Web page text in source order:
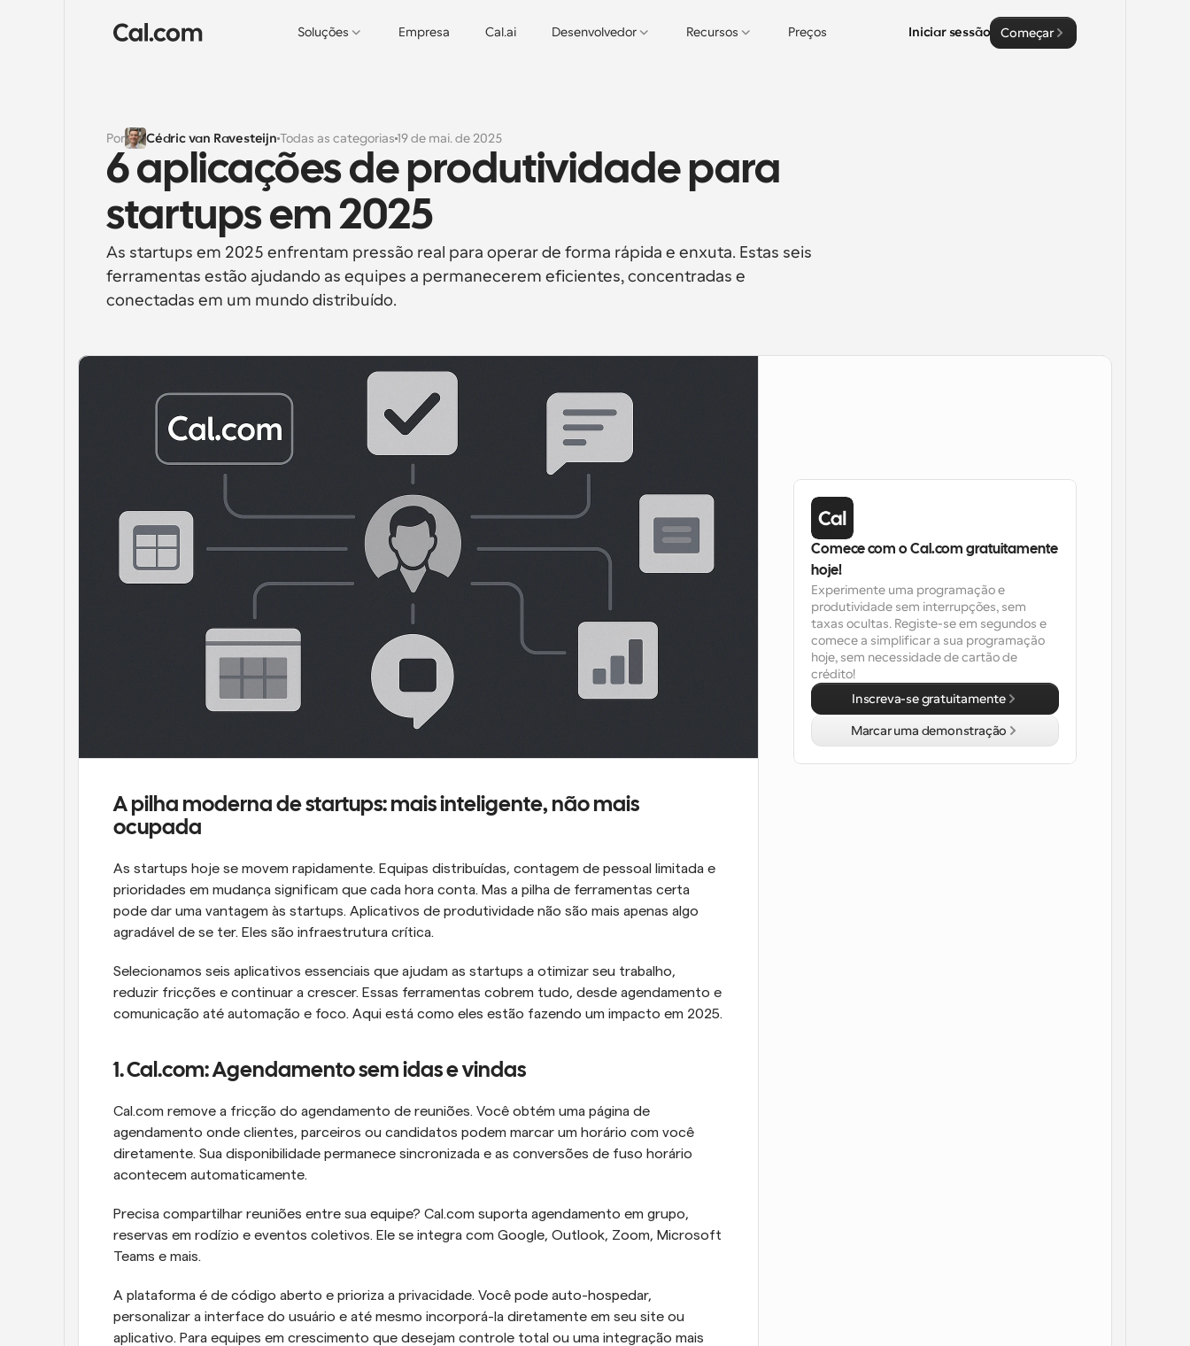
Soluções Empresa Cal.ai Desenvolvedor Recursos Preços Iniciar sessão Começar
Por Cédric van Ravesteijn Todas as categorias 19 de mai. de 2025
6 aplicações de produtividade para
startups em 2025
As startups em 2025 enfrentam pressão real para operar de forma rápida e enxuta. Estas seis
ferramentas estão ajudando as equipes a permanecerem eficientes, concentradas e
conectadas em um mundo distribuído.
A pilha moderna de startups: mais inteligente, não mais
ocupada
As startups hoje se movem rapidamente. Equipas distribuídas, contagem de pessoal limitada e
prioridades em mudança significam que cada hora conta. Mas a pilha de ferramentas certa
pode dar uma vantagem às startups. Aplicativos de produtividade não são mais apenas algo
agradável de se ter. Eles são infraestrutura crítica.
Selecionamos seis aplicativos essenciais que ajudam as startups a otimizar seu trabalho,
reduzir fricções e continuar a crescer. Essas ferramentas cobrem tudo, desde agendamento e
comunicação até automação e foco. Aqui está como eles estão fazendo um impacto em 2025.
1. Cal.com: Agendamento sem idas e vindas
Cal.com remove a fricção do agendamento de reuniões. Você obtém uma página de
agendamento onde clientes, parceiros ou candidatos podem marcar um horário com você
diretamente. Sua disponibilidade permanece sincronizada e as conversões de fuso horário
acontecem automaticamente.
Precisa compartilhar reuniões entre sua equipe? Cal.com suporta agendamento em grupo,
reservas em rodízio e eventos coletivos. Ele se integra com Google, Outlook, Zoom, Microsoft
Teams e mais.
A plataforma é de código aberto e prioriza a privacidade. Você pode auto-hospedar,
personalizar a interface do usuário e até mesmo incorporá-la diretamente em seu site ou
aplicativo. Para equipes em crescimento que desejam controle total ou uma integração mais
Comece com o Cal.com gratuitamente
hoje!
Experimente uma programação e
produtividade sem interrupções, sem
taxas ocultas. Registe-se em segundos e
comece a simplificar a sua programação
hoje, sem necessidade de cartão de
crédito!
Inscreva-se gratuitamente
Marcar uma demonstração